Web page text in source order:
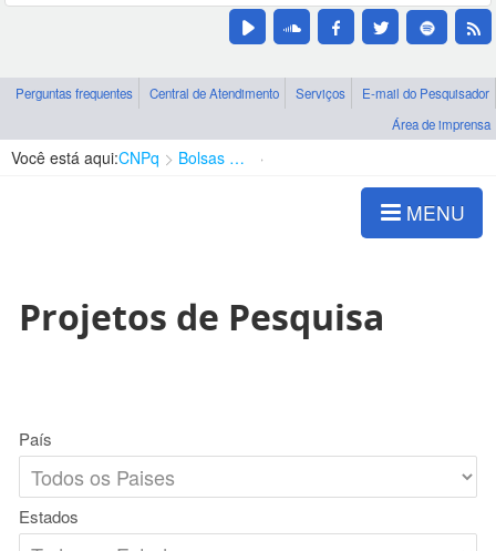
Perguntas frequentes Central de Atendimento Serviços
E-mail do Pesquisador
Área de imprensa
Você está aqui:CNPq Bolsas e Auxílios Vigentes
MENU
Projetos de Pesquisa
País
Estados